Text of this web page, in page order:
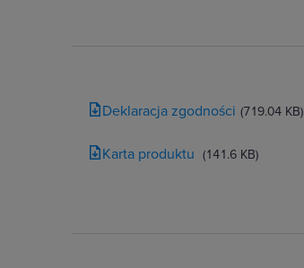
Deklaracja zgodności (719.04 KB)
Karta produktu (141.6 KB)